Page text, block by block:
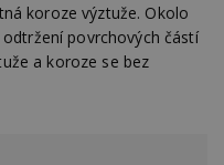
koroze výztuže. Okolo
povrchových částí
a koroze se bez